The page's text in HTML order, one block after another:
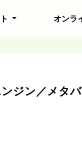
オンラ
ジン／メタ